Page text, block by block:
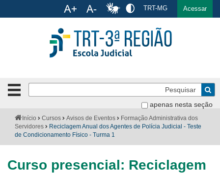
Ir para o menu Ir para a busca Ir para o rodapé
TRT-MG Acessar
Português
apenas nesta seção
Botão
de
clique
para
abrir
fechar
Institucional
Formulários
Calendário
Você
está
aqui:
Início Cursos Avisos de Eventos
Formação Administrativa dos
Servidores
Reciclagem Anual dos Agentes de Polícia Judicial - Teste
de Condicionamento Físico - Turma 1
Curso presencial: Reciclagem